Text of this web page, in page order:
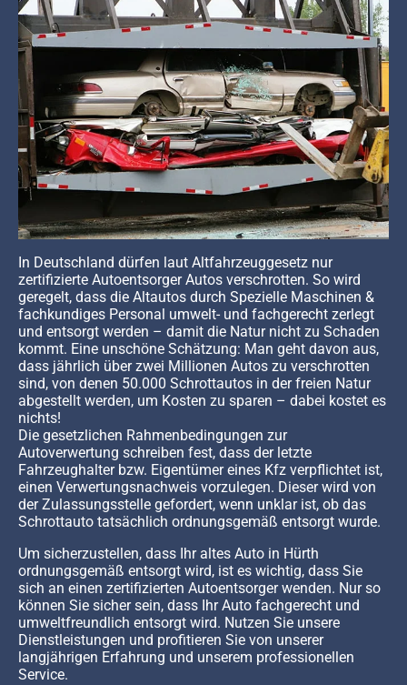
In Deutschland dürfen laut Altfahrzeuggesetz nur
zertifizierte Autoentsorger Autos verschrotten. So wird
geregelt, dass die Altautos durch Spezielle Maschinen &
fachkundiges Personal umwelt- und fachgerecht zerlegt
und entsorgt werden – damit die Natur nicht zu Schaden
kommt. Eine unschöne Schätzung: Man geht davon aus,
dass jährlich über zwei Millionen Autos zu verschrotten
sind, von denen 50.000 Schrottautos in der freien Natur
abgestellt werden, um Kosten zu sparen – dabei kostet es
nichts!
Die gesetzlichen Rahmenbedingungen zur
Autoverwertung schreiben fest, dass der letzte
Fahrzeughalter bzw. Eigentümer eines Kfz verpflichtet ist,
einen Verwertungsnachweis vorzulegen. Dieser wird von
der Zulassungsstelle gefordert, wenn unklar ist, ob das
Schrottauto tatsächlich ordnungsgemäß entsorgt wurde.
Um sicherzustellen, dass Ihr altes Auto in Hürth
ordnungsgemäß entsorgt wird, ist es wichtig, dass Sie
sich an einen zertifizierten Autoentsorger wenden. Nur so
können Sie sicher sein, dass Ihr Auto fachgerecht und
umweltfreundlich entsorgt wird. Nutzen Sie unsere
Dienstleistungen und profitieren Sie von unserer
langjährigen Erfahrung und unserem professionellen
Service.